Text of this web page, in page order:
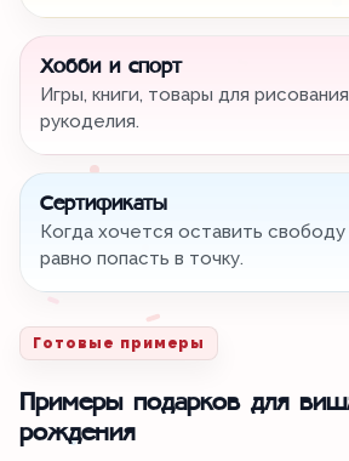
Хобби и спорт
Игры, книги, товары для
рукоделия.
Сертификаты
Когда хочется оставить
равно попасть в точку.
Готовые примеры
Примеры подарков для
рождения